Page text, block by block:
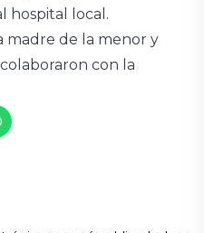
hospital local.
madre de la menor y
con la